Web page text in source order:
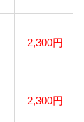
2,300円
2,300円